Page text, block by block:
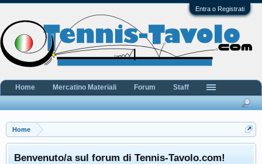
Entra o Registrati
Home
Benvenuto/a sul forum di Tennis-Tavolo.com!
Home Mercatino Materiali Forum Staff